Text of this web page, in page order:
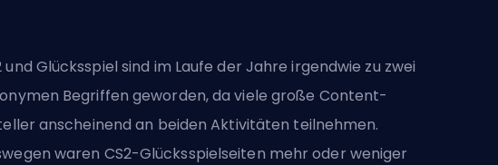
und Glücksspiel sind im Laufe der Jahre irgendwie zu zwei
Begriffen geworden, da viele große Content-
anscheinend an beiden Aktivitäten teilnehmen.
waren CS2-Glücksspielseiten mehr oder weniger